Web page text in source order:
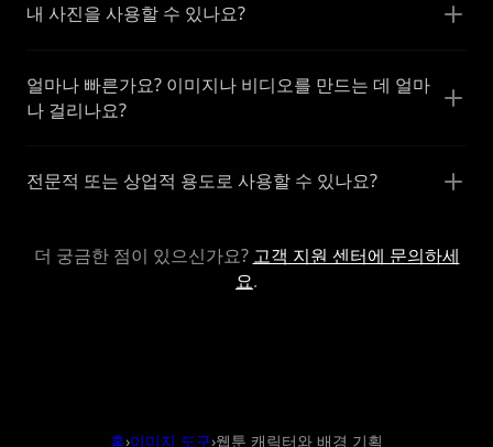
내 사진을 사용할 수 있나요?
얼마나 빠른가요? 이미지나 비디오를 만드는 데 얼마
나 걸리나요?
전문적 또는 상업적 용도로 사용할 수 있나요?
더 궁금한 점이 있으신가요? 고객 지원 센터에 문의하세
요.
홈›이미지 도구›웹툰 캐릭터와 배경 기획